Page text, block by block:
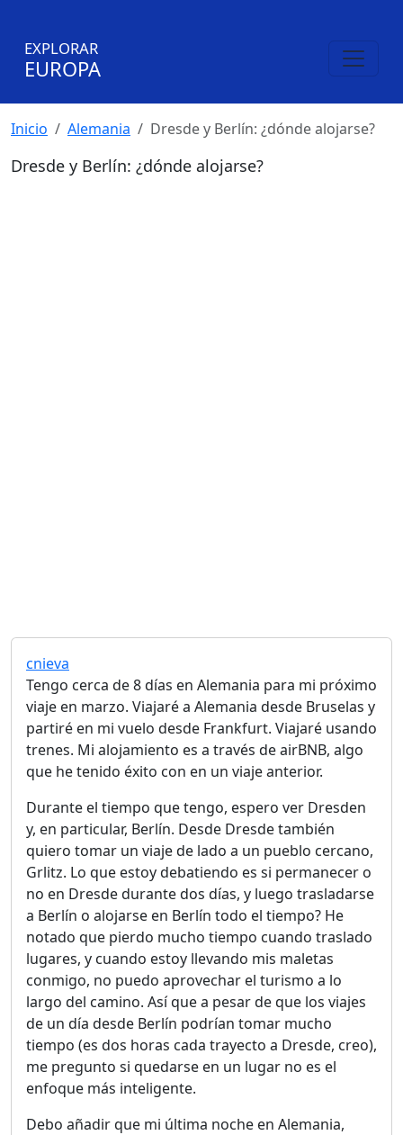
EXPLORAR
EUROPA
Inicio Alemania Dresde y Berlín: ¿dónde alojarse?
Dresde y Berlín: ¿dónde alojarse?
cnieva
Tengo cerca de 8 días en Alemania para mi próximo
viaje en marzo. Viajaré a Alemania desde Bruselas y
partiré en mi vuelo desde Frankfurt. Viajaré usando
trenes. Mi alojamiento es a través de airBNB, algo
que he tenido éxito con en un viaje anterior.
Durante el tiempo que tengo, espero ver Dresden
y, en particular, Berlín. Desde Dresde también
quiero tomar un viaje de lado a un pueblo cercano,
Grlitz. Lo que estoy debatiendo es si permanecer o
no en Dresde durante dos días, y luego trasladarse
a Berlín o alojarse en Berlín todo el tiempo? He
notado que pierdo mucho tiempo cuando traslado
lugares, y cuando estoy llevando mis maletas
conmigo, no puedo aprovechar el turismo a lo
largo del camino. Así que a pesar de que los viajes
de un día desde Berlín podrían tomar mucho
tiempo (es dos horas cada trayecto a Dresde, creo),
me pregunto si quedarse en un lugar no es el
enfoque más inteligente.
Debo añadir que mi última noche en Alemania,